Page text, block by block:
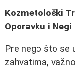
Kozmetološki
Oporavku i Negi
Pre nego što se
zahvatima,